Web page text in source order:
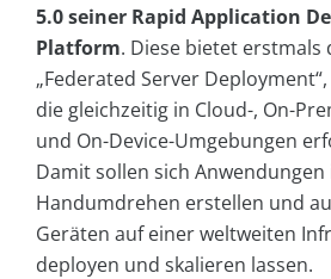
5.0 seiner Rapid Application
Platform. Diese bietet erstmals
„Federated Server
die gleichzeitig in Cloud-, On-
und On-Device-Umgebungen
Damit sollen sich Anwendungen
Handumdrehen erstellen und
Geräten auf einer weltweiten
deployen und skalieren lassen.